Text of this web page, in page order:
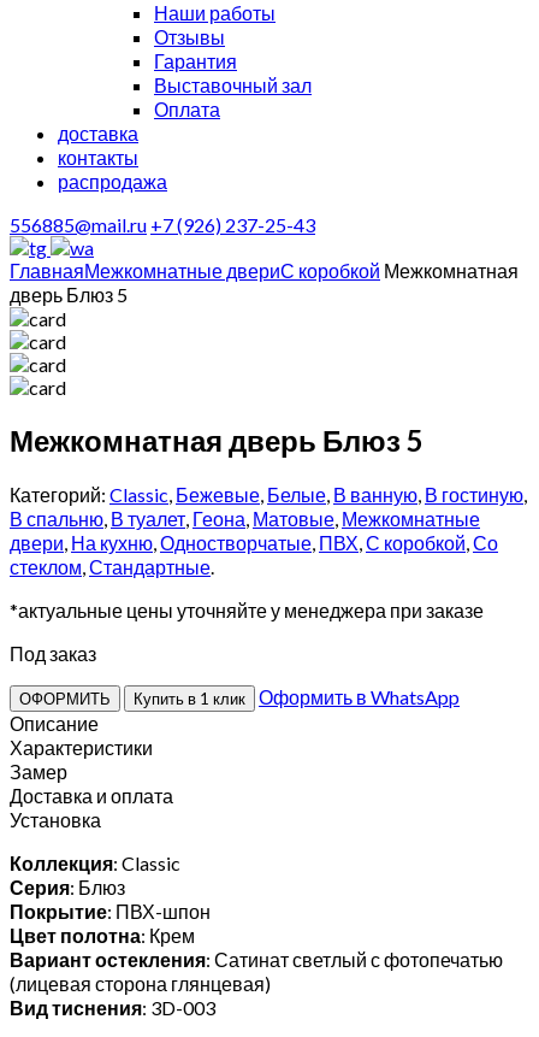
Наши работы
Отзывы
Гарантия
Выставочный зал
Оплата
доставка
контакты
распродажа
556885@mail.ru +7 (926) 237-25-43
ГлавнаяМежкомнатные двериС коробкой Межкомнатная
дверь Блюз 5
Межкомнатная дверь Блюз 5
Категорий: Classic, Бежевые, Белые, В ванную, В гостиную,
В спальню, В туалет, Геона, Матовые, Межкомнатные
двери, На кухню,Одностворчатые, ПВХ,С коробкой,Со
стеклом,Стандартные.
*актуальные цены уточняйте у менеджера при заказе
Под заказ
ОФОРМИТЬ Купить в 1 клик
Оформить в WhatsApp
Описание
Характеристики
Замер
Доставка и оплата
Установка
Коллекция: Classic
Серия: Блюз
Покрытие: ПВХ-шпон
Цвет полотна: Крем
Вариант остекления: Сатинат светлый с фотопечатью
(лицевая сторона глянцевая)
Вид тиснения: 3D-003